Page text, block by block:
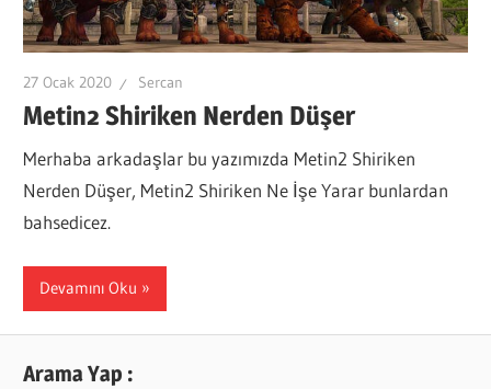
27 Ocak 2020 Sercan
Metin2 Shiriken Nerden Düşer
Merhaba arkadaşlar bu yazımızda Metin2 Shiriken
Nerden Düşer, Metin2 Shiriken Ne İşe Yarar bunlardan
bahsedicez.
Devamını Oku
Arama Yap :